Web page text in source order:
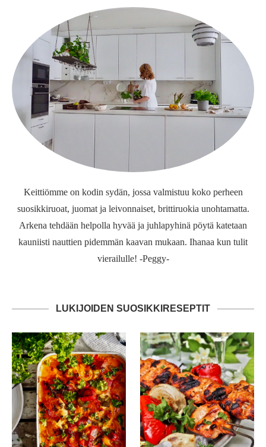
Keittiömme on kodin sydän, jossa valmistuu koko perheen
suosikkiruoat, juomat ja leivonnaiset, brittiruokia unohtamatta.
Arkena tehdään helpolla hyvää ja juhlapyhinä pöytä katetaan
kauniisti nauttien pidemmän kaavan mukaan. Ihanaa kun tulit
vierailulle! -Peggy-
LUKIJOIDEN SUOSIKKIRESEPTIT